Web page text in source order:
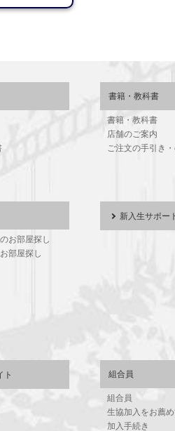
書籍・教科書
書籍・教科書
店舗のご案内
ご注文の手引き
お部屋探し
部屋探し
新入生サポー
ト 組合員
組合員
生協加入をお薦
加入手続き